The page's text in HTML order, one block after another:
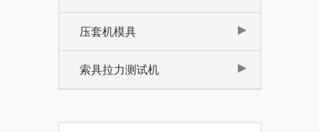
压套机模具
索具拉力测试机